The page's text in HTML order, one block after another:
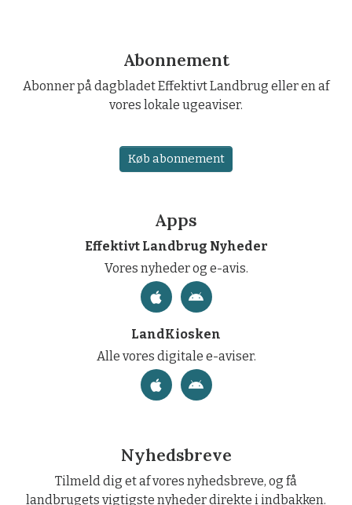
Abonnement
Abonner på dagbladet Effektivt Landbrug eller en af
vores lokale ugeaviser.
Køb abonnement
Apps
Effektivt Landbrug Nyheder
Vores nyheder og e-avis.
LandKiosken
Alle vores digitale e-aviser.
Nyhedsbreve
Tilmeld dig et af vores nyhedsbreve, og få
landbrugets vigtigste nyheder direkte i indbakken.